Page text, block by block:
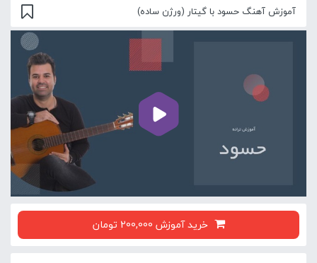
آموزش آهنگ حسود با گیتار (ورژن ساده)
00:00
خرید آموزش 200,000 تومان